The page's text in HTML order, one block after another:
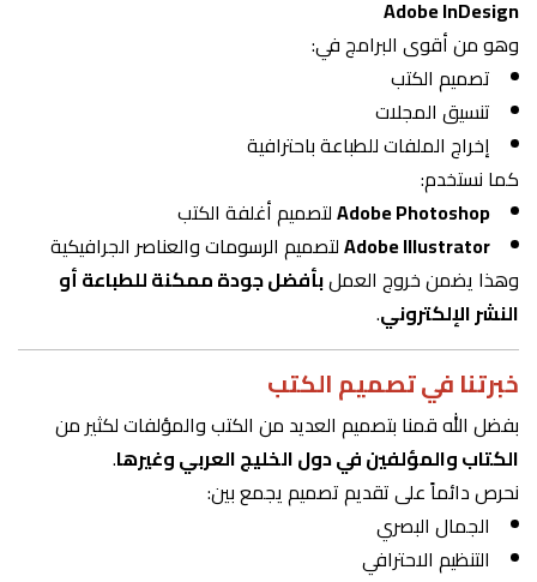
Adobe InDesign
وهو من أقوى البرامج في:
تصميم الكتب
تنسيق المجلات
إخراج الملفات للطباعة باحترافية
كما نستخدم:
Adobe Photoshopلتصميم أغلفة الكتب
Adobe Illustratorلتصميم الرسومات والعناصر الجرافيكية
وهذا يضمن خروج العملبأفضل جودة ممكنة للطباعة أو
النشر الإلكتروني.
خبرتنا في تصميم الكتب
بفضل الله قمنا بتصميم العديد من الكتب والمؤلفات لكثير من
الكتاب والمؤلفين في دول الخليج العربي وغيرها.
نحرص دائماً على تقديم تصميم يجمع بين:
الجمال البصري
التنظيم الاحترافي